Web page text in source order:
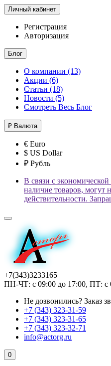
Личный кабинет
Регистрация
Авторизация
Блог
О компании (13)
Акции (6)
Статьи (18)
Новости (5)
Смотреть Весь Блог
₽ Валюта
€ Euro
$ US Dollar
₽ Рубль
В связи с
наличие товаров, могут
действительности.
+7(343)3233165
ПН-ЧТ: с 09:00 до 17:00, ПТ: с
Не дозвонились? Заказ
+7 (343) 323-31-59
+7 (343) 323-31-65
+7 (343) 323-32-71
info@actorg.ru
0